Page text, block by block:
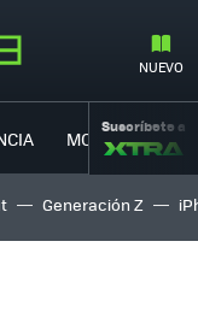
NUEVO
MOVILIDAD
Suscríbete a
Generación Z